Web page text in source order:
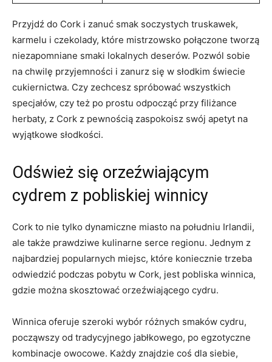
Przyjdź do Cork i zanuć smak⁤ soczystych truskawek,
karmelu i czekolady, które mistrzowsko połączone tworzą
niezapomniane smaki lokalnych deserów. Pozwól sobie
na chwilę przyjemności i zanurz⁤ się w słodkim świecie
cukiernictwa. Czy zechcesz spróbować wszystkich
specjałów, czy też po prostu odpocząć przy ⁣filiżance
herbaty, z Cork z pewnością zaspokoisz swój apetyt na
wyjątkowe ⁣słodkości.
Odśwież się orzeźwiającym
cydrem z pobliskiej winnicy
Cork to nie tylko dynamiczne miasto na ‌południu Irlandii,
ale ⁤także prawdziwe kulinarne serce regionu.⁣ Jednym z
najbardziej popularnych miejsc, które koniecznie trzeba
odwiedzić podczas pobytu w ‌Cork, ⁣jest pobliska winnica,
gdzie można skosztować orzeźwiającego cydru.
Winnica⁤ oferuje ⁢szeroki‍ wybór różnych smaków cydru,
począwszy od tradycyjnego jabłkowego, po⁣ egzotyczne
kombinacje owocowe. ⁤Każdy znajdzie coś dla siebie,